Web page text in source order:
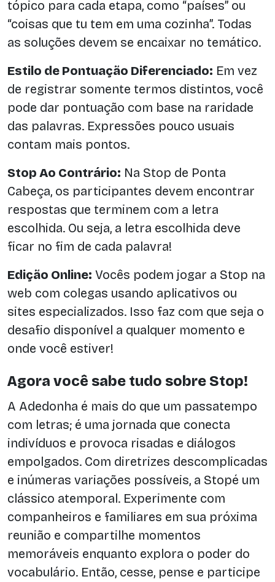
tópico para cada etapa, como “países” ou
“coisas que tu tem em uma cozinha”. Todas
as soluções devem se encaixar no temático.
Estilo de Pontuação Diferenciado: Em vez
de registrar somente termos distintos, você
pode dar pontuação com base na raridade
das palavras. Expressões pouco usuais
contam mais pontos.
Stop Ao Contrário: Na Stop de Ponta
Cabeça, os participantes devem encontrar
respostas que terminem com a letra
escolhida. Ou seja, a letra escolhida deve
ficar no fim de cada palavra!
Edição Online: Vocês podem jogar a Stop na
web com colegas usando aplicativos ou
sites especializados. Isso faz com que seja o
desafio disponível a qualquer momento e
onde você estiver!
Agora você sabe tudo sobre Stop!
A Adedonha é mais do que um passatempo
com letras; é uma jornada que conecta
indivíduos e provoca risadas e diálogos
empolgados. Com diretrizes descomplicadas
e inúmeras variações possíveis, a Stopé um
clássico atemporal. Experimente com
companheiros e familiares em sua próxima
reunião e compartilhe momentos
memoráveis enquanto explora o poder do
vocabulário. Então, cesse, pense e participe